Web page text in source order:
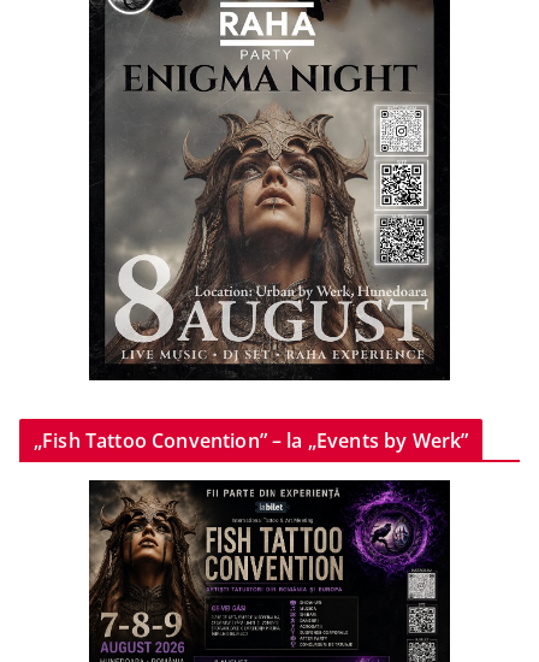
„Fish Tattoo Convention” – la „Events by Werk”